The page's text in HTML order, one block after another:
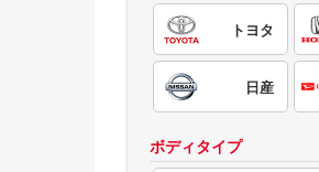
トヨタ
日産
ボディタイプ